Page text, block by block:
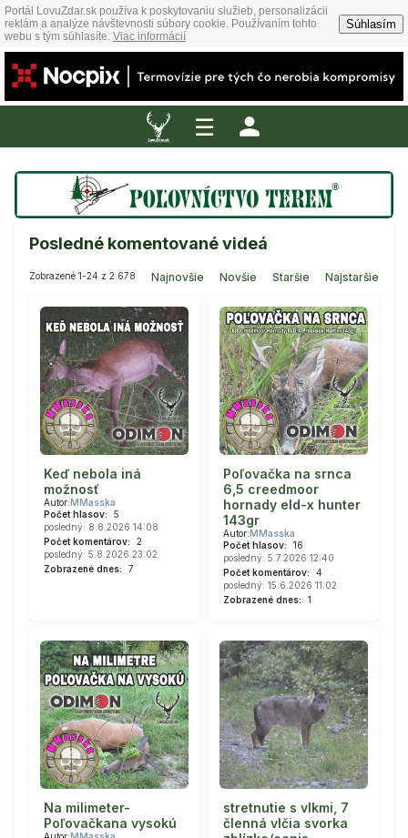
Portál LovuZdar.sk používa k poskytovaniu služieb, personalizácii
reklám a analýze návštevnosti súbory cookie. Používaním tohto
webu s tým súhlasíte. Viac informácií
Súhlasím
☰
Posledné komentované videá
Zobrazené 1-24 z 2 678 Najnovšie Novšie Staršie Najstaršie
Keď nebola iná
možnosť
Autor:MMasska
Počet hlasov:
5
posledný: 8.8.2026 14:08
Počet komentárov:
2
posledný: 5.8.2026 23:02
Zobrazené dnes:
7
Poľovačka na srnca
6,5 creedmoor
hornady eld-x hunter
143gr
Autor:MMasska
Počet hlasov:
16
posledný: 5.7.2026 12:40
Počet komentárov:
4
posledný: 15.6.2026 11:02
Zobrazené dnes:
1
Na milimeter-
Poľovačkana vysokú
Autor:MMasska
stretnutie s vlkmi, 7
členná vlčia svorka